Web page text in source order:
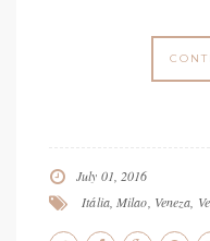
July 01, 2016
Itália, Milao Veneza